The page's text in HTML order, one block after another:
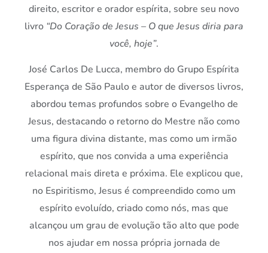
direito, escritor e orador espírita, sobre seu novo
livro “Do Coração de Jesus – O que Jesus diria para
você, hoje”.
José Carlos De Lucca, membro do Grupo Espírita
Esperança de São Paulo e autor de diversos livros,
abordou temas profundos sobre o Evangelho de
Jesus, destacando o retorno do Mestre não como
uma figura divina distante, mas como um irmão
espírito, que nos convida a uma experiência
relacional mais direta e próxima. Ele explicou que,
no Espiritismo, Jesus é compreendido como um
espírito evoluído, criado como nós, mas que
alcançou um grau de evolução tão alto que pode
nos ajudar em nossa própria jornada de